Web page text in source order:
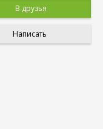
В друзья
Написать